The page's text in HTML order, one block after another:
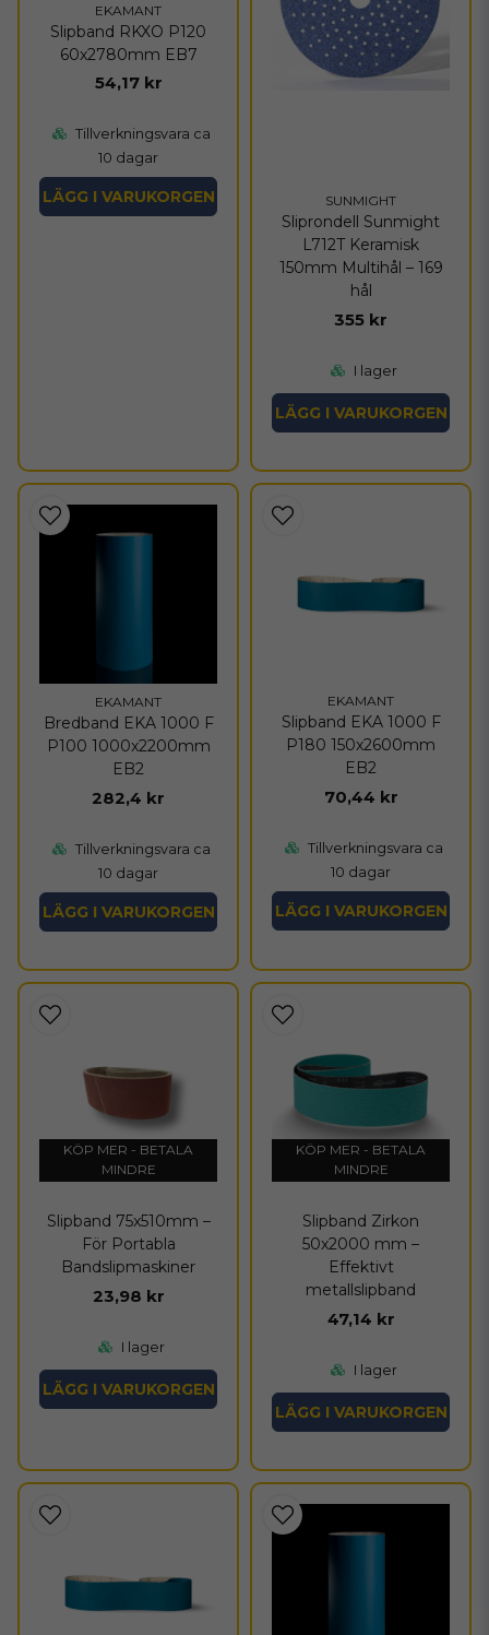
EKAMANT
Slipband RKXO P120
60x2780mm EB7
54,17 kr
Tillverkningsvara ca
10 dagar
LÄGG I VARUKORGEN SUNMIGHT
Sliprondell Sunmight
L712T Keramisk
150mm Multihål – 169
hål
355 kr
I lager
LÄGG I VARUKORGEN
EKAMANT
Bredband EKA 1000 F
P100 1000x2200mm
EB2
282,4 kr
Tillverkningsvara ca
10 dagar
LÄGG I VARUKORGEN
EKAMANT
Slipband EKA 1000 F
P180 150x2600mm
EB2
70,44 kr
Tillverkningsvara ca
10 dagar
LÄGG I VARUKORGEN
KÖP MER - BETALA
MINDRE
Slipband 75x510mm –
För Portabla
Bandslipmaskiner
23,98 kr
I lager
LÄGG I VARUKORGEN
KÖP MER - BETALA
MINDRE
Slipband Zirkon
50x2000 mm –
Effektivt
metallslipband
47,14 kr
I lager
LÄGG I VARUKORGEN